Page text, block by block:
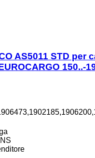
AS5011 STD per
150..-